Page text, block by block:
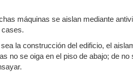
máquinas se aislan mediante
cases.
la construcción del edificio, el
no se oiga en el piso de abajo; de no